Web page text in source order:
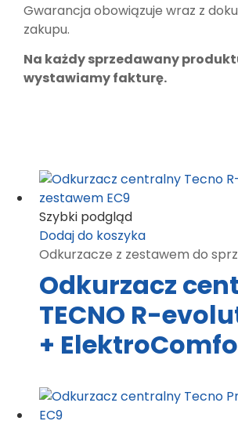
Gwarancja obowiązuje wraz z
zakupu.
Na każdy sprzedawany
wystawiamy fakturę.
Szybki podgląd
Dodaj do koszyka
Odkurzacze z zestawem do
Odkurzacz
TECNO R-
+